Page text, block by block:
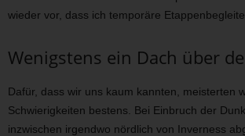
wieder vor, dass ich temporäre
Wenigstens ein Dach über
Dafür, dass wir uns kaum kannten, meisterten
Schwierigkeiten bestens. Bei Einbruch der
inzwischen irgendwo nördlich von Inverness